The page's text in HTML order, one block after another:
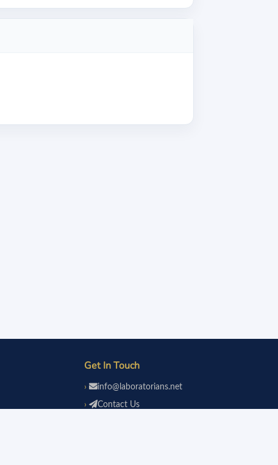
Get In Touch
info@laboratorians.net
Contact Us